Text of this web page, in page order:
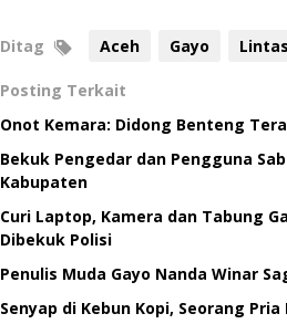
Ditag Aceh Gayo
Posting Terkait
Onot Kemara: Didong Benteng
Bekuk Pengedar dan Pengguna
Kabupaten
Curi Laptop, Kamera dan Tabung
Dibekuk Polisi
Penulis Muda Gayo Nanda Winar
Senyap di Kebun Kopi, Seorang